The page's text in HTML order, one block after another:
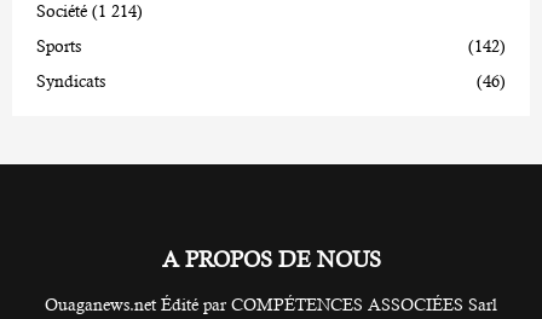
Société (1 214)
Sports
(142)
Syndicats
(46)
A PROPOS DE NOUS
Ouaganews.net Édité par COMPÉTENCES ASSOCIÉES Sarl